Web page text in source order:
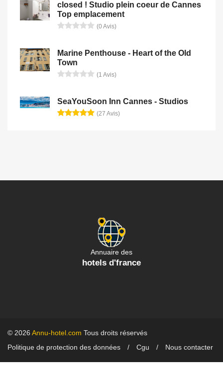
closed ! Studio plein coeur de Cannes
Top emplacement
(0 Avis)
Marine Penthouse - Heart of the Old
Town
(1 Avis)
SeaYouSoon Inn Cannes - Studios
(27 Avis)
Annuaire des
hotels d'france
© 2026 Annu-hotel.com Tous droits réservés
Politique de protection des données
Cgu Nous contacter